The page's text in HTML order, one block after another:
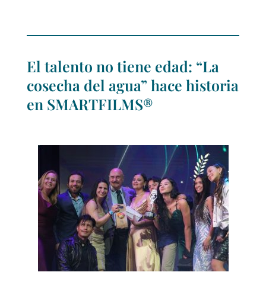
El talento no tiene edad: “La
cosecha del agua” hace historia
en SMARTFILMS®